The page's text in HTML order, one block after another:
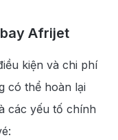
Afrijet
kiện và chi phí
có thể hoàn lại
các yếu tố chính